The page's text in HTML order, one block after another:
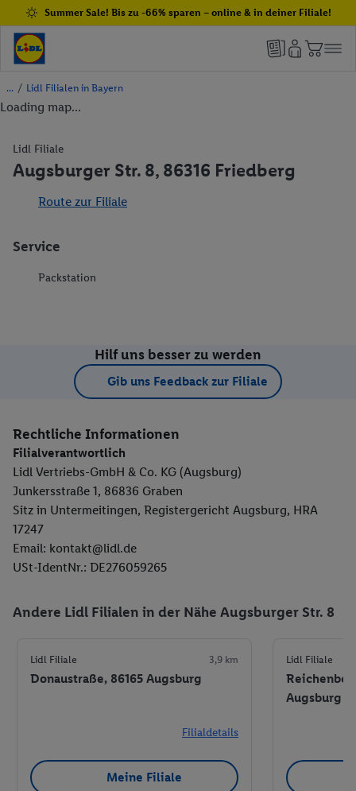
Summer Sale! Bis zu -66% sparen – online & in deiner Filiale!
/ Lidl Filialen in Bayern
Loading map...
Lidl Filiale
Augsburger Str. 8, 86316 Friedberg
Route zur Filiale
Service
Packstation
Hilf uns besser zu werden
Gib uns Feedback zur Filiale
Rechtliche Informationen
Filialverantwortlich
Lidl Vertriebs-GmbH & Co. KG (Augsburg)
Junkersstraße 1, 86836 Graben
Sitz in Untermeitingen, Registergericht Augsburg, HRA
17247
Email: kontakt@lidl.de
USt-IdentNr.: DE276059265
Andere Lidl Filialen in der Nähe Augsburger Str. 8
Lidl Filiale 3,9 km
Donaustraße, 86165 Augsburg
Filialdetails
Meine Filiale
Lidl Filiale
Augsburg